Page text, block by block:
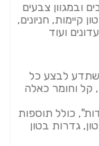
ובמגוון צבעים
קיימות, חניונים,
ועוד
שתדע לבצע כל
קל וחומר כאלה
כולל תוספות
גדרות בטון